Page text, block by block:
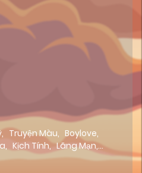
, Truyện Màu, Boylove,
, Kịch Tính, Lãng Mạn,
, Roadsteam